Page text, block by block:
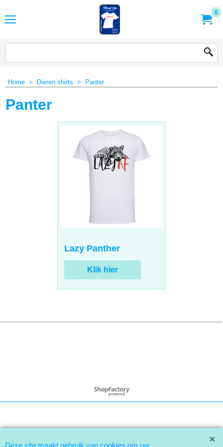
0
Home > Dieren shirts > Panter
Panter
Lazy Panther
Klik hier
Webwinkel gemaakt met
ShopFactory webwinkel
Deze site maakt gebruik van cookies om uw